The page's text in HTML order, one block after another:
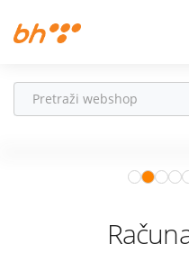
Fiksna
Ne propusti
od 04.08.–31.08.
super pokloni!